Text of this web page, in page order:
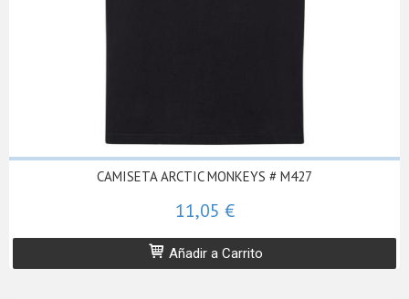
CAMISETA ARCTIC MONKEYS # M427
11,05 €
Añadir a Carrito